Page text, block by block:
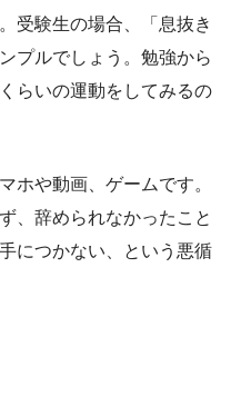
受験生の場合、「息抜き
プルでしょう。勉強から
らいの運動をしてみるの
ホや動画、ゲームです。
、辞められなかったこと
につかない、という悪循